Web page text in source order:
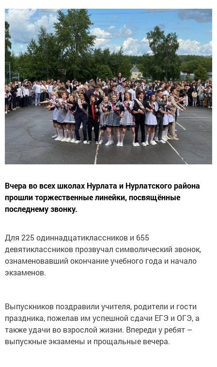
Вчера во всех школах Нурлата и Нурлатского района
прошли торжественные линейки, посвящённые
последнему звонку.
Для 225 одиннадцатиклассников и 655
девятиклассников прозвучал символический звонок,
ознаменовавший окончание учебного года и начало
экзаменов.
Выпускников поздравили учителя, родители и гости
праздника, пожелав им успешной сдачи ЕГЭ и ОГЭ, а
также удачи во взрослой жизни. Впереди у ребят –
выпускные экзамены и прощальные вечера.